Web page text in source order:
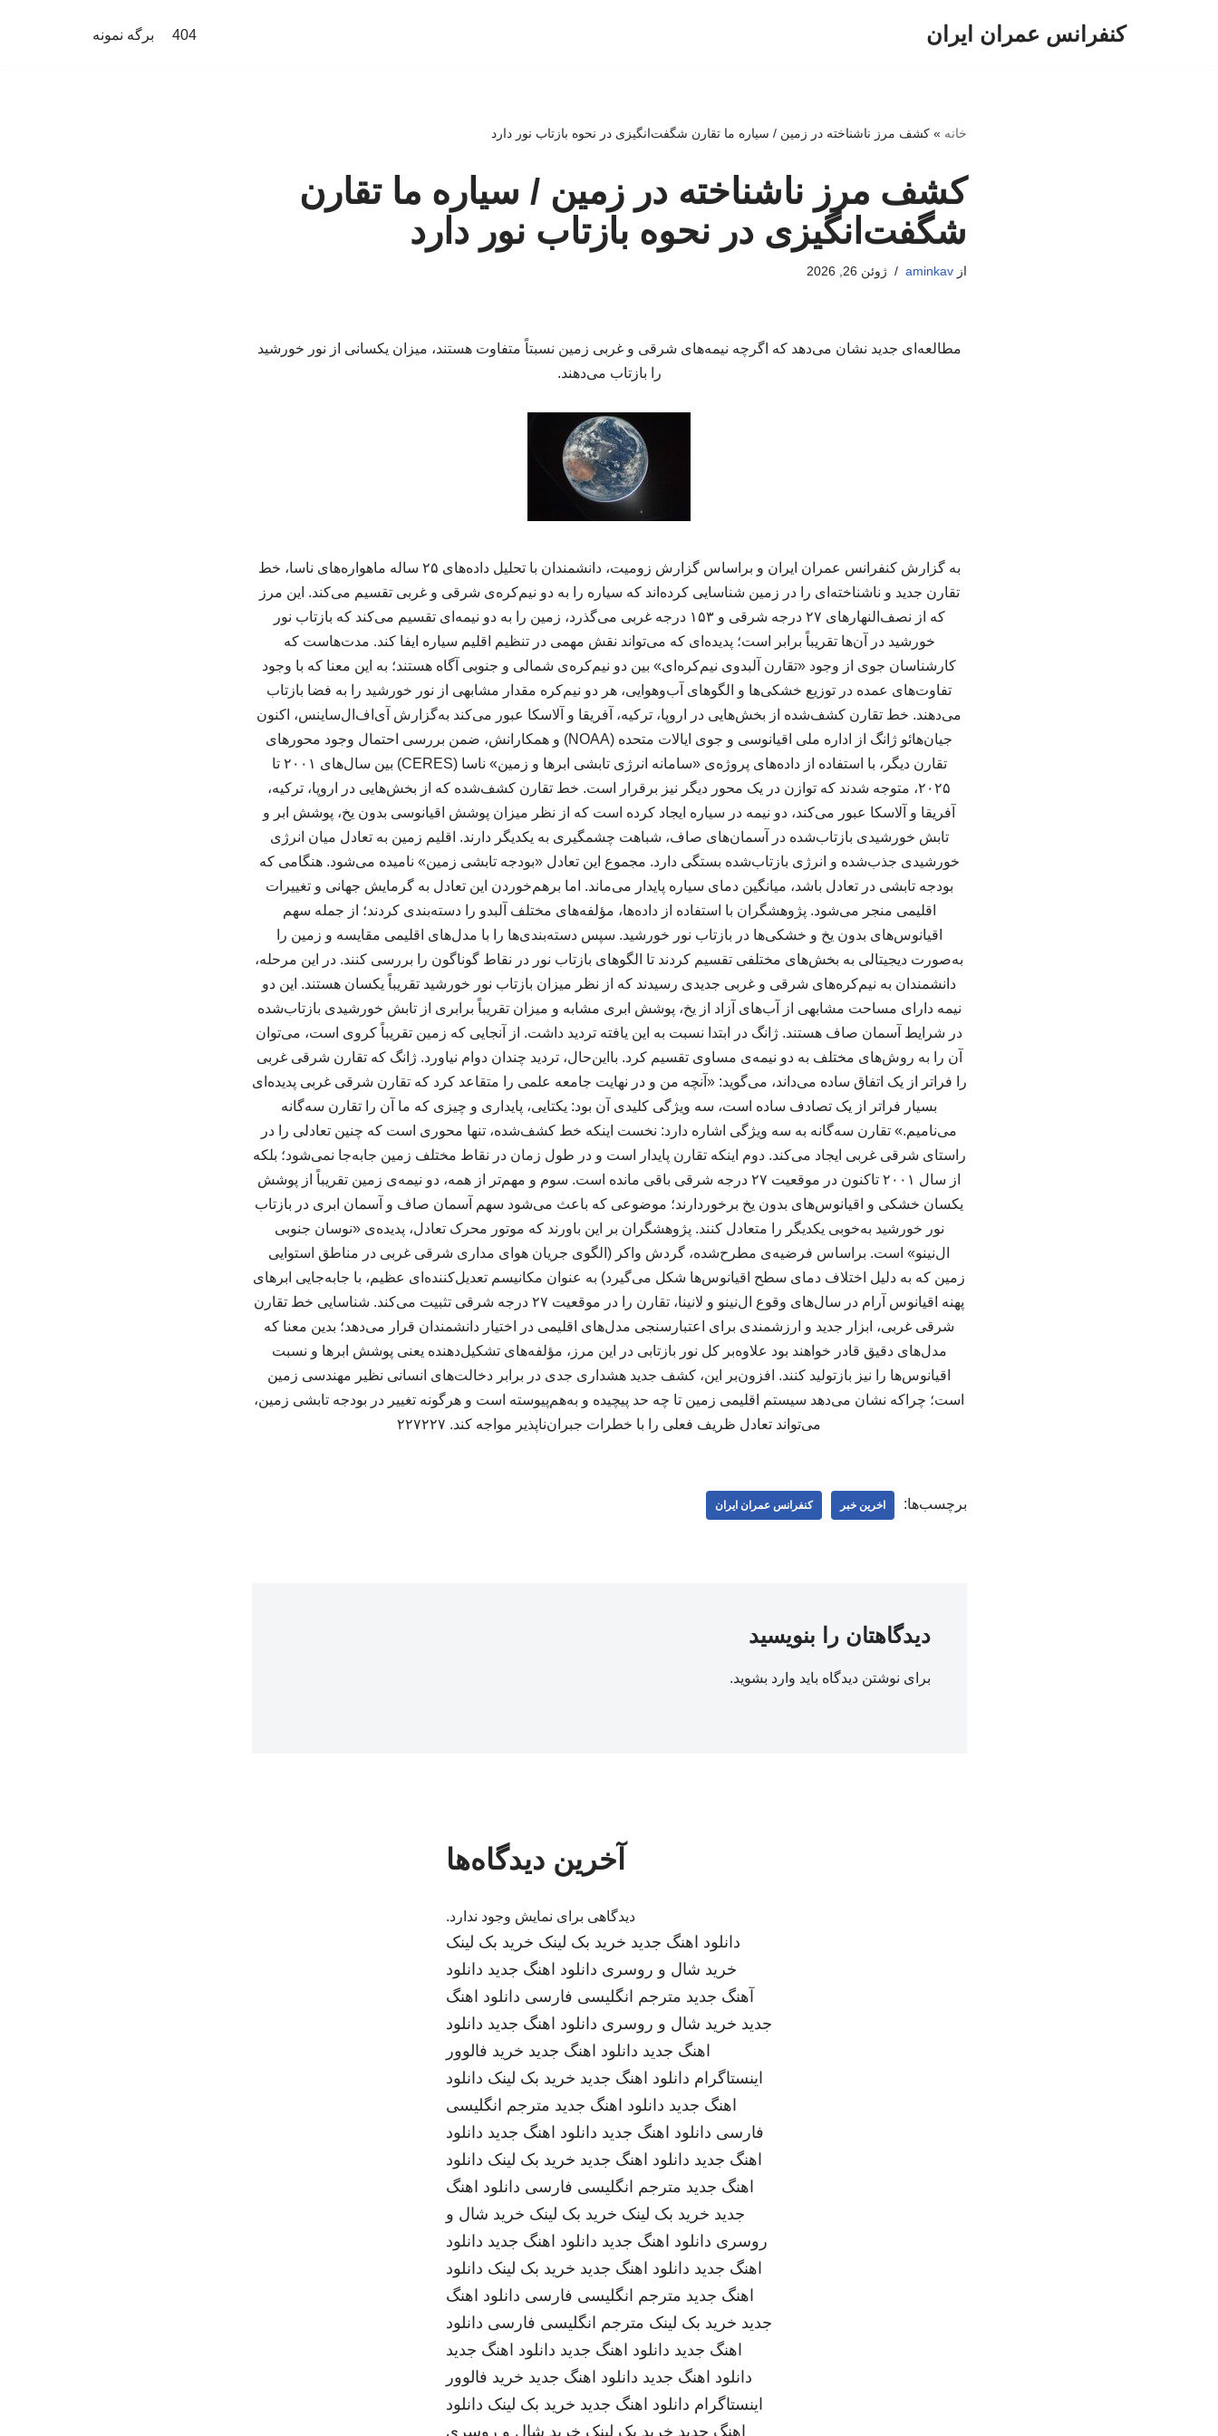
کنفرانس عمران ایران 404 برگه نمونه
خانه »کشف مرز ناشناخته در زمین / سیاره ما تقارن شگفت‌انگیزی در نحوه بازتاب نور دارد
کشف مرز ناشناخته در زمین / سیاره ما تقارن
شگفت‌انگیزی در نحوه بازتاب نور دارد
ازaminkav ژوئن 26, 2026
مطالعه‌ای جدید نشان می‌دهد که اگرچه نیمه‌های شرقی و غربی زمین نسبتاً متفاوت هستند، میزان یکسانی از نور خورشید
را بازتاب می‌دهند.
به گزارش کنفرانس عمران ایران و براساس گزارش زومیت، دانشمندان با تحلیل داده‌های ۲۵ ساله ماهواره‌های ناسا، خط
تقارن جدید و ناشناخته‌ای را در زمین شناسایی کرده‌اند که سیاره را به دو نیم‌کره‌ی شرقی و غربی تقسیم می‌کند. این مرز
که از نصف‌النهارهای ۲۷ درجه شرقی و ۱۵۳ درجه غربی می‌گذرد، زمین را به دو نیمه‌ای تقسیم می‌کند که بازتاب نور
خورشید در آن‌ها تقریباً برابر است؛ پدیده‌ای که می‌تواند نقش مهمی در تنظیم اقلیم سیاره ایفا کند. مدت‌هاست که
کارشناسان جوی از وجود «تقارن آلبدوی نیم‌کره‌ای» بین دو نیم‌کره‌ی شمالی و جنوبی آگاه هستند؛ به این معنا که با وجود
تفاوت‌های عمده در توزیع خشکی‌ها و الگوهای آب‌وهوایی، هر دو نیم‌کره مقدار مشابهی از نور خورشید را به فضا بازتاب
می‌دهند. خط تقارن کشف‌شده از بخش‌هایی در اروپا، ترکیه، آفریقا و آلاسکا عبور می‌کند به‌گزارش آی‌اف‌ال‌ساینس، اکنون
جیان‌هائو ژانگ از اداره ملی اقیانوسی و جوی ایالات متحده (NOAA) و همکارانش، ضمن بررسی احتمال وجود محورهای
تقارن دیگر، با استفاده از داده‌های پروژه‌ی «سامانه انرژی تابشی ابرها و زمین» ناسا (CERES) بین سال‌های ۲۰۰۱ تا
۲۰۲۵، متوجه شدند که توازن در یک محور دیگر نیز برقرار است. خط تقارن کشف‌شده که از بخش‌هایی در اروپا، ترکیه،
آفریقا و آلاسکا عبور می‌کند، دو نیمه در سیاره ایجاد کرده است که از نظر میزان پوشش اقیانوسی بدون یخ، پوشش ابر و
تابش خورشیدی بازتاب‌شده در آسمان‌های صاف، شباهت چشمگیری به یکدیگر دارند. اقلیم زمین به تعادل میان انرژی
خورشیدی جذب‌شده و انرژی بازتاب‌شده بستگی دارد. مجموع این تعادل «بودجه تابشی زمین» نامیده می‌شود. هنگامی که
بودجه تابشی در تعادل باشد، میانگین دمای سیاره پایدار می‌ماند. اما برهم‌خوردن این تعادل به گرمایش جهانی و تغییرات
اقلیمی منجر می‌شود. پژوهشگران با استفاده از داده‌ها، مؤلفه‌های مختلف آلبدو را دسته‌بندی کردند؛ از جمله سهم
اقیانوس‌های بدون یخ و خشکی‌ها در بازتاب نور خورشید. سپس دسته‌بندی‌ها را با مدل‌های اقلیمی مقایسه و زمین را
به‌صورت دیجیتالی به بخش‌های مختلفی تقسیم کردند تا الگوهای بازتاب نور در نقاط گوناگون را بررسی کنند. در این مرحله،
دانشمندان به نیم‌کره‌های شرقی و غربی جدیدی رسیدند که از نظر میزان بازتاب نور خورشید تقریباً یکسان هستند. این دو
نیمه دارای مساحت مشابهی از آب‌های آزاد از یخ، پوشش ابری مشابه و میزان تقریباً برابری از تابش خورشیدی بازتاب‌شده
در شرایط آسمان صاف هستند. ژانگ در ابتدا نسبت به این یافته تردید داشت. از آنجایی که زمین تقریباً کروی است، می‌توان
آن را به روش‌های مختلف به دو نیمه‌ی مساوی تقسیم کرد. بااین‌حال، تردید چندان دوام نیاورد. ژانگ که تقارن شرقی غربی
را فراتر از یک اتفاق ساده می‌داند، می‌گوید: «آنچه من و در نهایت جامعه علمی را متقاعد کرد که تقارن شرقی غربی پدیده‌ای
بسیار فراتر از یک تصادف ساده است، سه ویژگی کلیدی آن بود: یکتایی، پایداری و چیزی که ما آن را تقارن سه‌گانه
می‌نامیم.» تقارن سه‌گانه به سه ویژگی اشاره دارد: نخست اینکه خط کشف‌شده، تنها محوری است که چنین تعادلی را در
راستای شرقی غربی ایجاد می‌کند. دوم اینکه تقارن پایدار است و در طول زمان در نقاط مختلف زمین جابه‌جا نمی‌شود؛ بلکه
از سال ۲۰۰۱ تاکنون در موقعیت ۲۷ درجه شرقی باقی مانده است. سوم و مهم‌تر از همه، دو نیمه‌ی زمین تقریباً از پوشش
یکسان خشکی و اقیانوس‌های بدون یخ برخوردارند؛ موضوعی که باعث می‌شود سهم آسمان صاف و آسمان ابری در بازتاب
نور خورشید به‌خوبی یکدیگر را متعادل کنند. پژوهشگران بر این باورند که موتور محرک تعادل، پدیده‌ی «نوسان جنوبی
ال‌نینو» است. براساس فرضیه‌ی مطرح‌شده، گردش واکر (الگوی جریان هوای مداری شرقی غربی در مناطق استوایی
زمین که به دلیل اختلاف دمای سطح اقیانوس‌ها شکل می‌گیرد) به عنوان مکانیسم تعدیل‌کننده‌ای عظیم، با جابه‌جایی ابرهای
پهنه اقیانوس آرام در سال‌های وقوع ال‌نینو و لانینا، تقارن را در موقعیت ۲۷ درجه شرقی تثبیت می‌کند. شناسایی خط تقارن
شرقی غربی، ابزار جدید و ارزشمندی برای اعتبارسنجی مدل‌های اقلیمی در اختیار دانشمندان قرار می‌دهد؛ بدین معنا که
مدل‌های دقیق قادر خواهند بود علاوه‌بر کل نور بازتابی در این مرز، مؤلفه‌های تشکیل‌دهنده یعنی پوشش ابرها و نسبت
اقیانوس‌ها را نیز بازتولید کنند. افزون‌بر این، کشف جدید هشداری جدی در برابر دخالت‌های انسانی نظیر مهندسی زمین
است؛ چراکه نشان می‌دهد سیستم اقلیمی زمین تا چه حد پیچیده و به‌هم‌پیوسته است و هرگونه تغییر در بودجه تابشی زمین،
می‌تواند تعادل ظریف فعلی را با خطرات جبران‌ناپذیر مواجه کند. ۲۲۷۲۲۷
برچسب‌ها: اخرین خبر کنفرانس عمران ایران
دیدگاهتان را بنویسید
برای نوشتن دیدگاه باید وارد بشوید.
آخرین دیدگاه‌ها
دیدگاهی برای نمایش وجود ندارد.
دانلود اهنگ جدید خرید بک لینک خرید بک لینک
خرید شال و روسری دانلود اهنگ جدید دانلود
آهنگ جدید مترجم انگلیسی فارسی دانلود اهنگ
جدید خرید شال و روسری دانلود اهنگ جدید دانلود
اهنگ جدید دانلود اهنگ جدید خرید فالوور
اینستاگرام دانلود اهنگ جدید خرید بک لینک دانلود
اهنگ جدید دانلود اهنگ جدید مترجم انگلیسی
فارسی دانلود اهنگ جدید دانلود اهنگ جدید دانلود
اهنگ جدید دانلود اهنگ جدید خرید بک لینک دانلود
اهنگ جدید مترجم انگلیسی فارسی دانلود اهنگ
جدید خرید بک لینک خرید بک لینک خرید شال و
روسری دانلود اهنگ جدید دانلود اهنگ جدید دانلود
اهنگ جدید دانلود اهنگ جدید خرید بک لینک دانلود
اهنگ جدید مترجم انگلیسی فارسی دانلود اهنگ
جدید خرید بک لینک مترجم انگلیسی فارسی دانلود
اهنگ جدید دانلود اهنگ جدید دانلود اهنگ جدید
دانلود اهنگ جدید دانلود اهنگ جدید خرید فالوور
اینستاگرام دانلود اهنگ جدید خرید بک لینک دانلود
اهنگ جدید خرید بک لینک خرید شال و روسری